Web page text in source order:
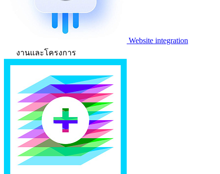
Website integration
งานและโครงการ